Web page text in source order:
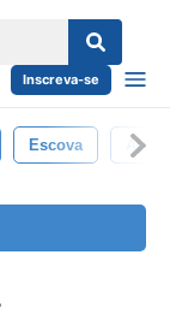
Inscreva-se
Escova